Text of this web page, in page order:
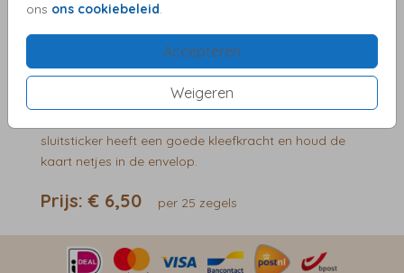
ons ons cookiebeleid.
Accepteren
Weigeren
OMSCHRIJVING
Babyroze sluitzegels met zwarte sterretjes. Met deze
sluitzegel maak jij de envelop van jullie
geboortekaartje helemaal af. Bijkomend voordeel? Je
sluitsticker heeft een goede kleefkracht en houd de
kaart netjes in de envelop.
Prijs:€ 6,50 per 25 zegels